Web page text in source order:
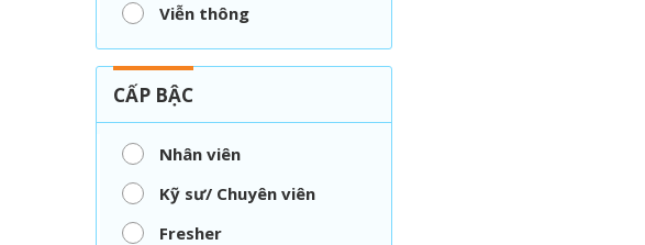
Viễn thông
CẤP BẬC
Nhân viên
Kỹ sư/ Chuyên viên
Fresher